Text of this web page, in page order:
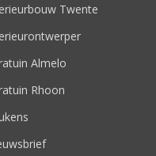
Twente
Almelo
Rhoon